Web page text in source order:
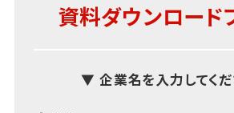
資料ダウンロード
▼ 企業名を入力してく